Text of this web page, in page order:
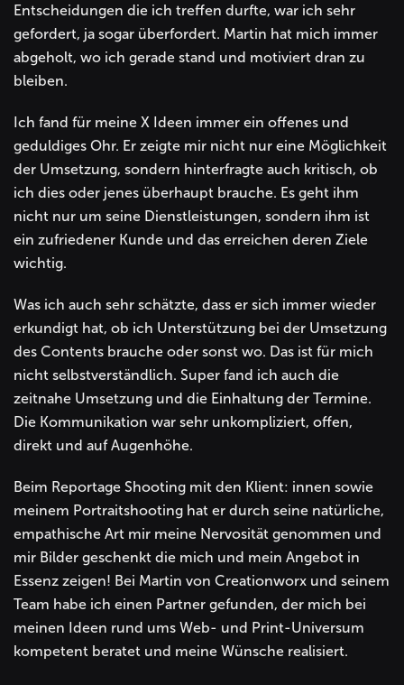
Entscheidungen die ich treffen durfte, war ich sehr
gefordert, ja sogar überfordert. Martin hat mich immer
abgeholt, wo ich gerade stand und motiviert dran zu
bleiben.
Ich fand für meine X Ideen immer ein offenes und
geduldiges Ohr. Er zeigte mir nicht nur eine Möglichkeit
der Umsetzung, sondern hinterfragte auch kritisch, ob
ich dies oder jenes überhaupt brauche. Es geht ihm
nicht nur um seine Dienstleistungen, sondern ihm ist
ein zufriedener Kunde und das erreichen deren Ziele
wichtig.
Was ich auch sehr schätzte, dass er sich immer wieder
erkundigt hat, ob ich Unterstützung bei der Umsetzung
des Contents brauche oder sonst wo. Das ist für mich
nicht selbstverständlich. Super fand ich auch die
zeitnahe Umsetzung und die Einhaltung der Termine.
Die Kommunikation war sehr unkompliziert, offen,
direkt und auf Augenhöhe.
Beim Reportage Shooting mit den Klient: innen sowie
meinem Portraitshooting hat er durch seine natürliche,
empathische Art mir meine Nervosität genommen und
mir Bilder geschenkt die mich und mein Angebot in
Essenz zeigen! Bei Martin von Creationworx und seinem
Team habe ich einen Partner gefunden, der mich bei
meinen Ideen rund ums Web- und Print-Universum
kompetent beratet und meine Wünsche realisiert.